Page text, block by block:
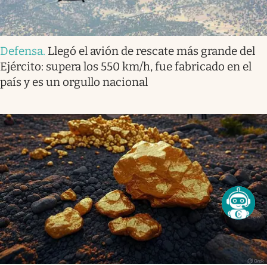
Defensa. Llegó el avión de rescate más grande del
Ejército: supera los 550 km/h, fue fabricado en el
país y es un orgullo nacional